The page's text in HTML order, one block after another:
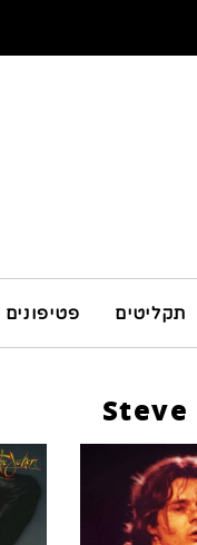
תקליטים פטיפונים